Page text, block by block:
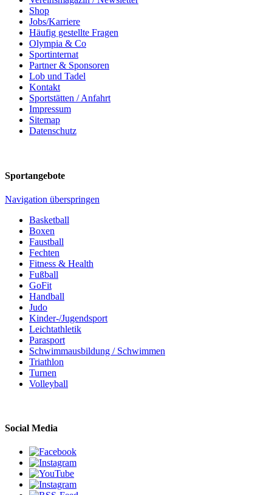
Shop
Jobs/Karriere
Häufig gestellte Fragen
Olympia & Co
Sportinternat
Partner & Sponsoren
Lob und Tadel
Kontakt
Sportstätten / Anfahrt
Impressum
Sitemap
Datenschutz
Sportangebote
Navigation überspringen
Basketball
Boxen
Faustball
Fechten
Fitness & Health
Fußball
GoFit
Handball
Judo
Kinder-/Jugendsport
Leichtathletik
Parasport
Schwimmausbildung / Schwimmen
Triathlon
Turnen
Volleyball
Social Media